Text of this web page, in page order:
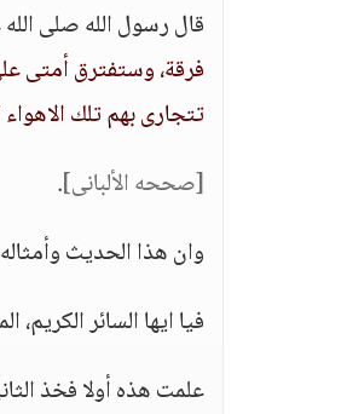
قال رسول الله صلى
فرقة، وستفترق أمتى
تتجارى بهم تلك
[صححه الألبانى].
وان هذا الحديث
فيا ايها السائر
علمت هذه أولا فخذ